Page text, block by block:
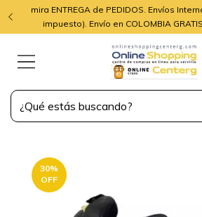
mira ENTREGA de PEDIDOS. Envíos
impuesto). Envío en COLOMBIA
30%
OFF